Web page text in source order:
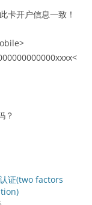
卡开户信息一致！
？
证(two factors